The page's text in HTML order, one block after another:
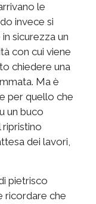
le
invece si
sicurezza un
con cui viene
chiedere una
Ma è
per quello che
un buco
ripristino
dei lavori,
pietrisco
ricordare che